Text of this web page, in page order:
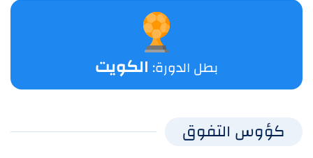
بطل الدورة: الكويت
كؤوس التفوق